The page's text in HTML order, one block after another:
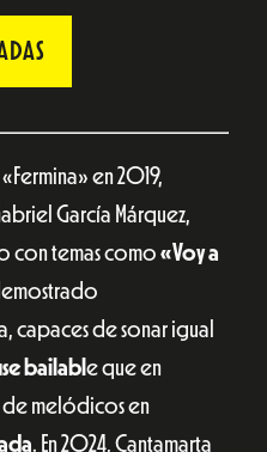
en 2019,
García Márquez,
con temas como «Voy a
capaces de sonar igual
bailabl e que en
de melódicos en
. En 2024, Çantamarta